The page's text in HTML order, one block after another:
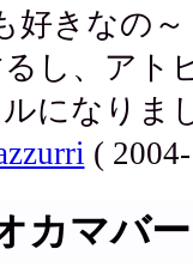
好きなの
し、アト
ルになり
(
カマバー